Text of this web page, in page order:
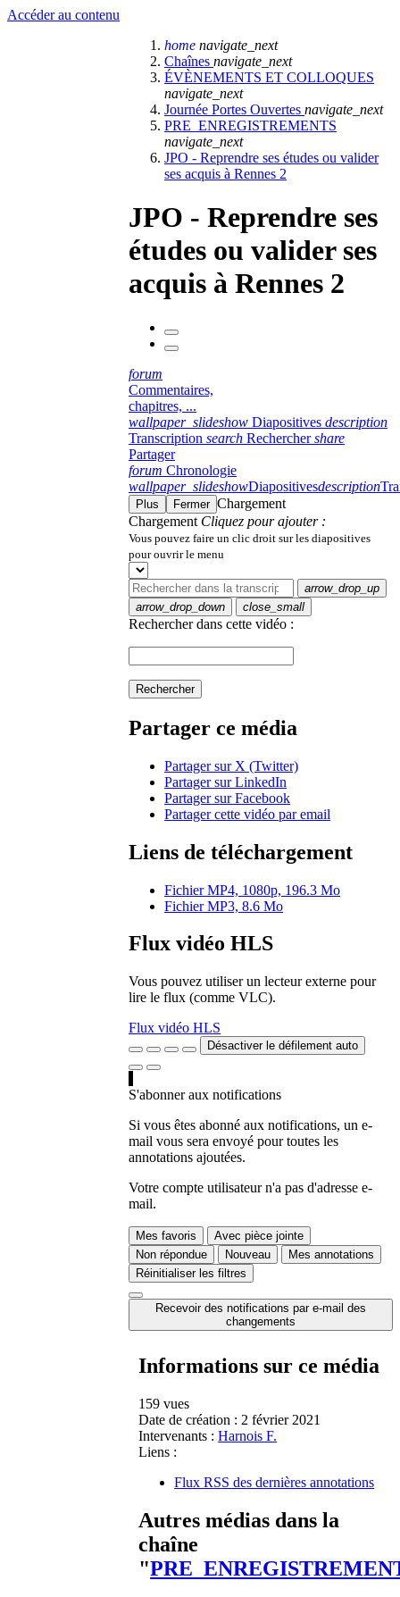
Accéder au contenu
home navigate_next
Chaînes navigate_next
ÉVÈNEMENTS ET COLLOQUES
navigate_next
Journée Portes Ouvertes navigate_next
PRE_ENREGISTREMENTS
navigate_next
JPO - Reprendre ses études ou valider
ses acquis à Rennes 2
JPO - Reprendre ses
études ou valider ses
acquis à Rennes 2
forum
Commentaires,
chapitres, ...
wallpaper_slideshow Diapositives description
Transcription search Rechercher share
Partager
forum Chronologie
wallpaper_slideshowDiapositivesdescription
Plus Fermer Chargement
Chargement Cliquez pour ajouter :
Vous pouvez faire un clic droit sur les diapositives
pour ouvrir le menu
arrow_drop_up
arrow_drop_down
close_small
Rechercher dans cette vidéo :
Rechercher
Partager ce média
Partager sur X (Twitter)
Partager sur LinkedIn
Partager sur Facebook
Partager cette vidéo par email
Liens de téléchargement
Fichier MP4, 1080p, 196.3 Mo
Fichier MP3, 8.6 Mo
Flux vidéo HLS
Vous pouvez utiliser un lecteur externe pour
lire le flux (comme VLC).
Flux vidéo HLS
Désactiver le défilement auto
S'abonner aux notifications
Si vous êtes abonné aux notifications, un e-
mail vous sera envoyé pour toutes les
annotations ajoutées.
Votre compte utilisateur n'a pas d'adresse e-
mail.
Mes favoris
Avec pièce jointe
Non répondue
Nouveau
Mes annotations
Réinitialiser les filtres
Recevoir des notifications par e-mail des
changements
Informations sur ce média
159 vues
Date de création : 2 février 2021
Intervenants : Harnois F.
Liens :
Flux RSS des dernières annotations
Autres médias dans la
chaîne
"